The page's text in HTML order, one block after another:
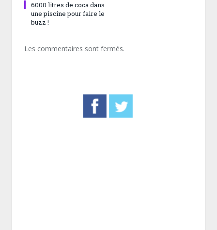
6000 litres de coca dans
une piscine pour faire le
buzz !
Les commentaires sont fermés.